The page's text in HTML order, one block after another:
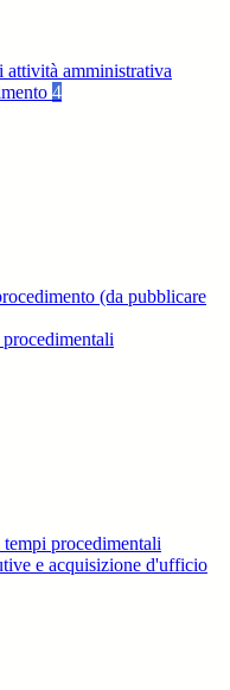
attività amministrativa
4
(da pubblicare
procedimentali
e acquisizione d'ufficio